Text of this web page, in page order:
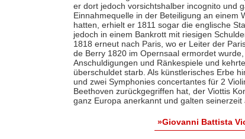
er dort jedoch vorsichtshalber incognito und
Einnahmequelle in der Beteiligung an einem
hatten, erhielt er 1811 sogar die englische
jedoch in einem Bankrott mit riesigen
1818 erneut nach Paris, wo er Leiter der
de Berry 1820 im Opernsaal ermordet
Anschuldigungen und Ränkespiele und
überschuldet starb. Als künstlerisches Erbe
und zwei Symphonies concertantes für 2
Beethoven zurückgegriffen hat, der Viottis
ganz Europa anerkannt und galten seinerzeit
»Giovanni Battista